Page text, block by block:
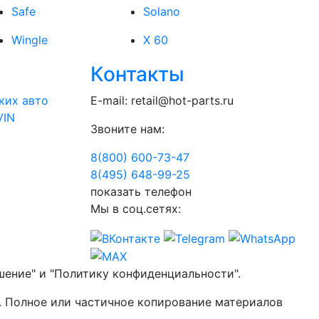
Safe
Wingle
Solano
X 60
авто
Контакты
E-mail: retail@hot-parts.ru
Звоните нам:
8(800) 600-73-47
8(495) 648-99-25
показать телефон
Мы в соц.сетях:
и "Политику конфиденциальности".
или частичное копирование материалов